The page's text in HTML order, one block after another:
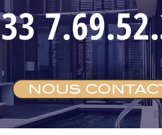
NOUS